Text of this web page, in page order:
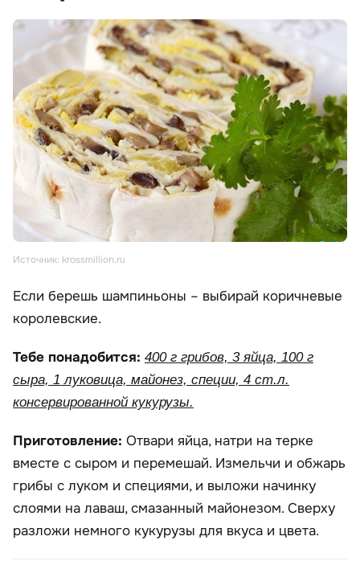
Источник: krossmillion.ru
Если берешь шампиньоны – выбирай коричневые
королевские.
Тебе понадобится: 400 г грибов, 3 яйца, 100 г
сыра, 1 луковица, майонез, специи, 4 ст.л.
консервированной кукурузы.
Приготовление: Отвари яйца, натри на терке
вместе с сыром и перемешай. Измельчи и обжарь
грибы с луком и специями, и выложи начинку
слоями на лаваш, смазанный майонезом. Сверху
разложи немного кукурузы для вкуса и цвета.